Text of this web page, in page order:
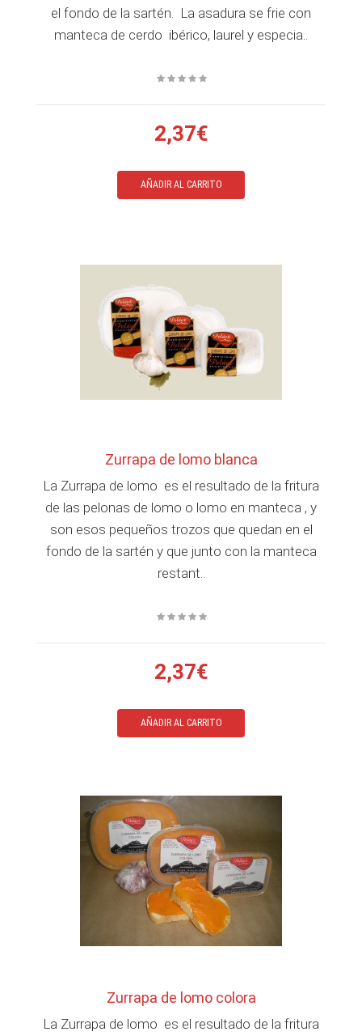
el fondo de la sartén. La asadura se frie con
manteca de cerdo ibérico, laurel y especia..
2,37€
AÑADIR AL CARRITO
Zurrapa de lomo blanca
La Zurrapa de lomo es el resultado de la fritura
de las pelonas de lomo o lomo en manteca , y
son esos pequeños trozos que quedan en el
fondo de la sartén y que junto con la manteca
restant..
2,37€
AÑADIR AL CARRITO
Zurrapa de lomo colora
La Zurrapa de lomo es el resultado de la fritura